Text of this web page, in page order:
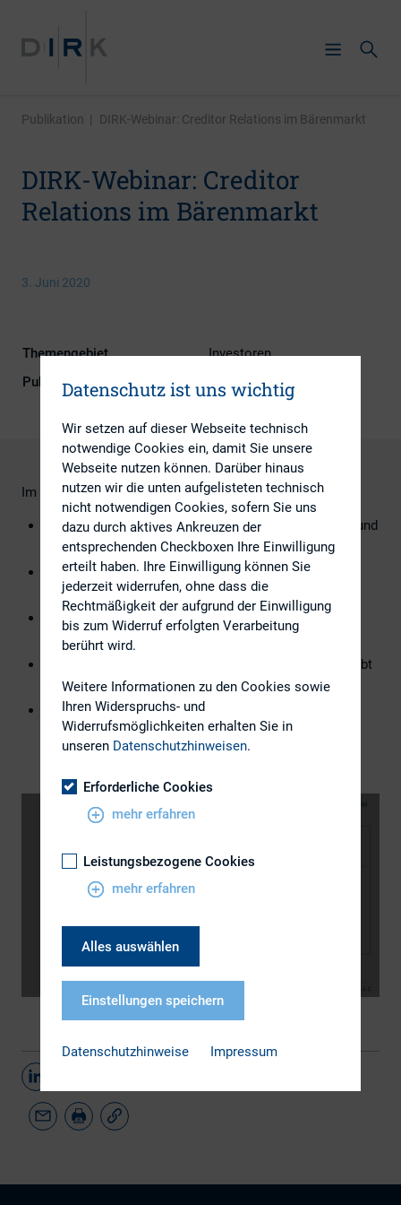
Publikation | DIRK-Webinar: Creditor Relations im Bärenmarkt
DIRK-Webinar: Creditor
Relations im Bärenmarkt
3. Juni 2020
Themengebiet
Investoren
Publikationsform
DIRK-Publikationen
Im Webinar wurden folgende Fragestellungen behandelt:
Buy and hold? – Werden Corporate Bonds gehandelt und
warum?
Wie kann die Liquidität im Sekundärmarkt gemessen
werden?
Bedeutung des Sekundärmarktes von Anleihen und
Einfluss auf die Refinanzierung?
Wie wird die Allokationsliste festgelegt und warum gibt
es einen Sekundärmarkt?
Wie ticken Bondinvestoren und was erwarten sie von
Creditor Relations?
Datenschutz ist uns wichtig
Wir setzen auf dieser Webseite technisch
notwendige Cookies ein, damit Sie unsere
Webseite nutzen können. Darüber hinaus
nutzen wir die unten aufgelisteten technisch
nicht notwendigen Cookies, sofern Sie uns
dazu durch aktives Ankreuzen der
entsprechenden Checkboxen Ihre Einwilligung
erteilt haben. Ihre Einwilligung können Sie
jederzeit widerrufen, ohne dass die
Rechtmäßigkeit der aufgrund der Einwilligung
bis zum Widerruf erfolgten Verarbeitung
berührt wird.
Weitere Informationen zu den Cookies sowie
Ihren Widerspruchs- und
Widerrufsmöglichkeiten erhalten Sie in
unseren Datenschutzhinweisen.
Erforderliche Cookies
mehr erfahren
Leistungsbezogene Cookies
mehr erfahren
Alles auswählen
Einstellungen speichern
Datenschutzhinweise Impressum